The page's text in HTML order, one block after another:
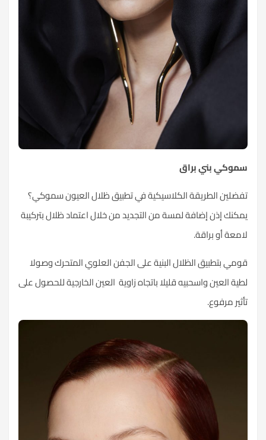
سموكي بني براق
تفضلين الطريقة الكلاسيكية في تطبيق ظلال العيون سموكي؟
يمكنك إذن إضافة لمسة من التجديد من خلال اعتماد ظلال بتركيبة
لامعة أو براقة.
قومي بتطبيق الظلال البنية على الجفن العلوي المتحرك وصولا
لطية العين واسحبيه قليلا باتجاه زاوية العين الخارجية للحصول على
تأثير مرفوع.